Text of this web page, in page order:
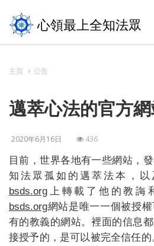
心領最上全知法眾
主頁 公告
邁萃心法的官方
2020年6月16日 436
目前，世界各地有一些網站，
知法眾孤如的邁萃法本，
bsds.org 上轉載了他的教誨
bsds.org網站是唯一一個被授
有的教義的網站。裡面的信息
接授予的，是可以被完全信任